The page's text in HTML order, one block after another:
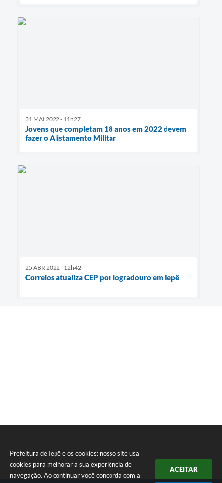
Prefeitura de Iepê e os cookies: nosso site usa
cookies para melhorar a sua experiência de
navegação. Ao continuar você concorda com a
ACEITAR
31 MAI 2022 - 11h27
Jovens que completam 18 anos em 2022 devem
fazer o Alistamento Militar
25 ABR 2022 - 12h42
Correios atualiza CEP por logradouro em Iepê